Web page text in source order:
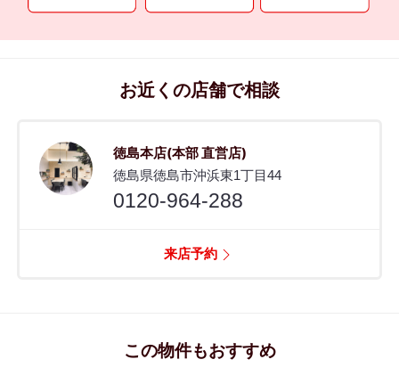
お近くの店舗で相談
徳島本店(本部 直営店)
徳島県徳島市沖浜東1丁目44
0120-964-288
来店予約
この物件もおすすめ